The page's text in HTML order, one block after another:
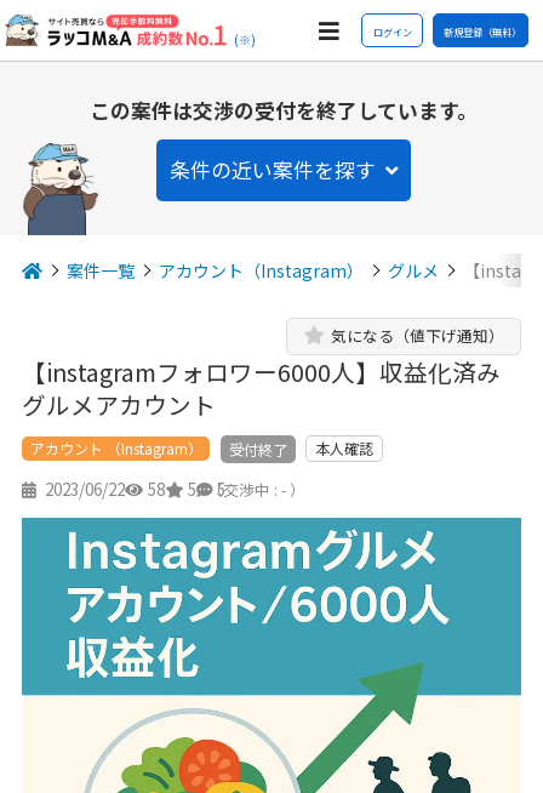
(※) ログイン 新規登録（無料）
この案件は交渉の受付を終了しています。
条件の近い案件を探す
案件一覧 アカウント（Instagram） グルメ 【
【instagramフォロワー6000人】収益化済み
グルメアカウント
気になる（値下げ通知）
アカウント （Instagram） 受付終了 本人確認
2023/06/22 58 5 5
（交渉中 : - ）